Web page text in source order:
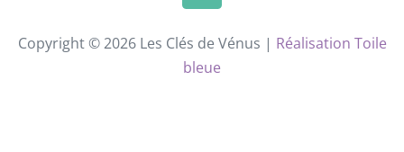
Copyright © 2026 Les Clés de Vénus | Réalisation Toile
bleue